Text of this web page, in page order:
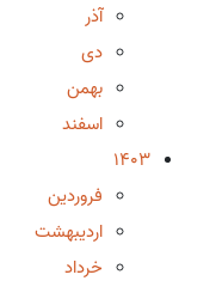
آذر
دی
بهمن
اسفند
1403
فروردین
اردیبهشت
خرداد